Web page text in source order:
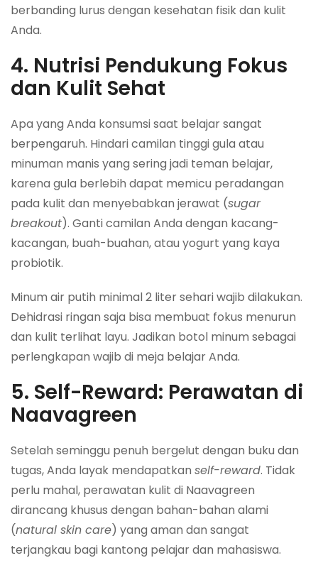
berbanding lurus dengan kesehatan fisik dan kulit
Anda.
4. Nutrisi Pendukung Fokus
dan Kulit Sehat
Apa yang Anda konsumsi saat belajar sangat
berpengaruh. Hindari camilan tinggi gula atau
minuman manis yang sering jadi teman belajar,
karena gula berlebih dapat memicu peradangan
pada kulit dan menyebabkan jerawat (sugar
breakout). Ganti camilan Anda dengan kacang-
kacangan, buah-buahan, atau yogurt yang kaya
probiotik.
Minum air putih minimal 2 liter sehari wajib dilakukan.
Dehidrasi ringan saja bisa membuat fokus menurun
dan kulit terlihat layu. Jadikan botol minum sebagai
perlengkapan wajib di meja belajar Anda.
5. Self-Reward: Perawatan di
Naavagreen
Setelah seminggu penuh bergelut dengan buku dan
tugas, Anda layak mendapatkan self-reward. Tidak
perlu mahal, perawatan kulit di Naavagreen
dirancang khusus dengan bahan-bahan alami
(natural skin care) yang aman dan sangat
terjangkau bagi kantong pelajar dan mahasiswa.